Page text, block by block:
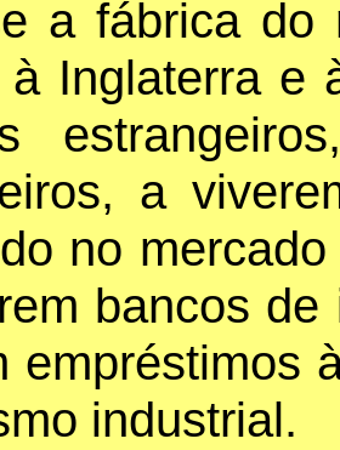
a fábrica do
à Inglaterra e
a
no
bancos
empréstimos
industrial.